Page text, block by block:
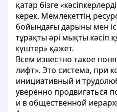
қатар бізге
керек. Мемлекеттің
бойындағы дарыны мен
тұрақты әрі мықты кәсіп
күштер» қажет.
Всем известно такое
лифт». Это система, при
инициативный и
уверенно продвигаться
и в общественной